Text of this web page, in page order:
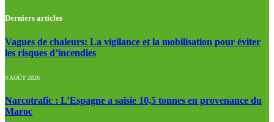
Derniers articles
Vagues de chaleurs: La vigilance et la mobilisation pour éviter
les risques d’incendies
9 AOÛT 2026
Narcotrafic : L’Espagne a saisie 10,5 tonnes en provenance du
Maroc